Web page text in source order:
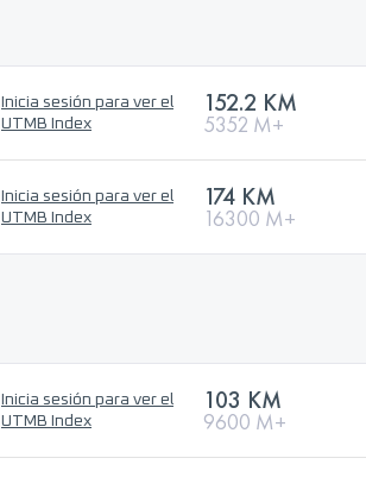
Inicia sesión para ver el
UTMB Index
152.2 KM
5352 M+
Inicia sesión para ver el
UTMB Index
174 KM
16300 M+
Inicia sesión para ver el
UTMB Index
103 KM
9600 M+